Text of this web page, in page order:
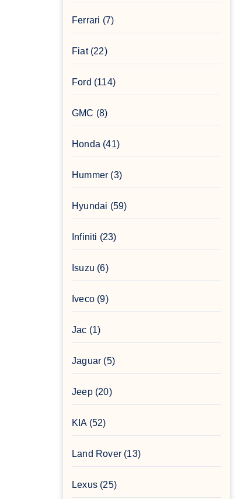
Ferrari (7)
Fiat(22)
Ford (114)
GMC (8)
Honda (41)
Hummer (3)
Hyundai (59)
Infiniti (23)
Isuzu (6)
Iveco (9)
Jac (1)
Jaguar (5)
Jeep(20)
KIA(52)
Land Rover (13)
Lexus (25)